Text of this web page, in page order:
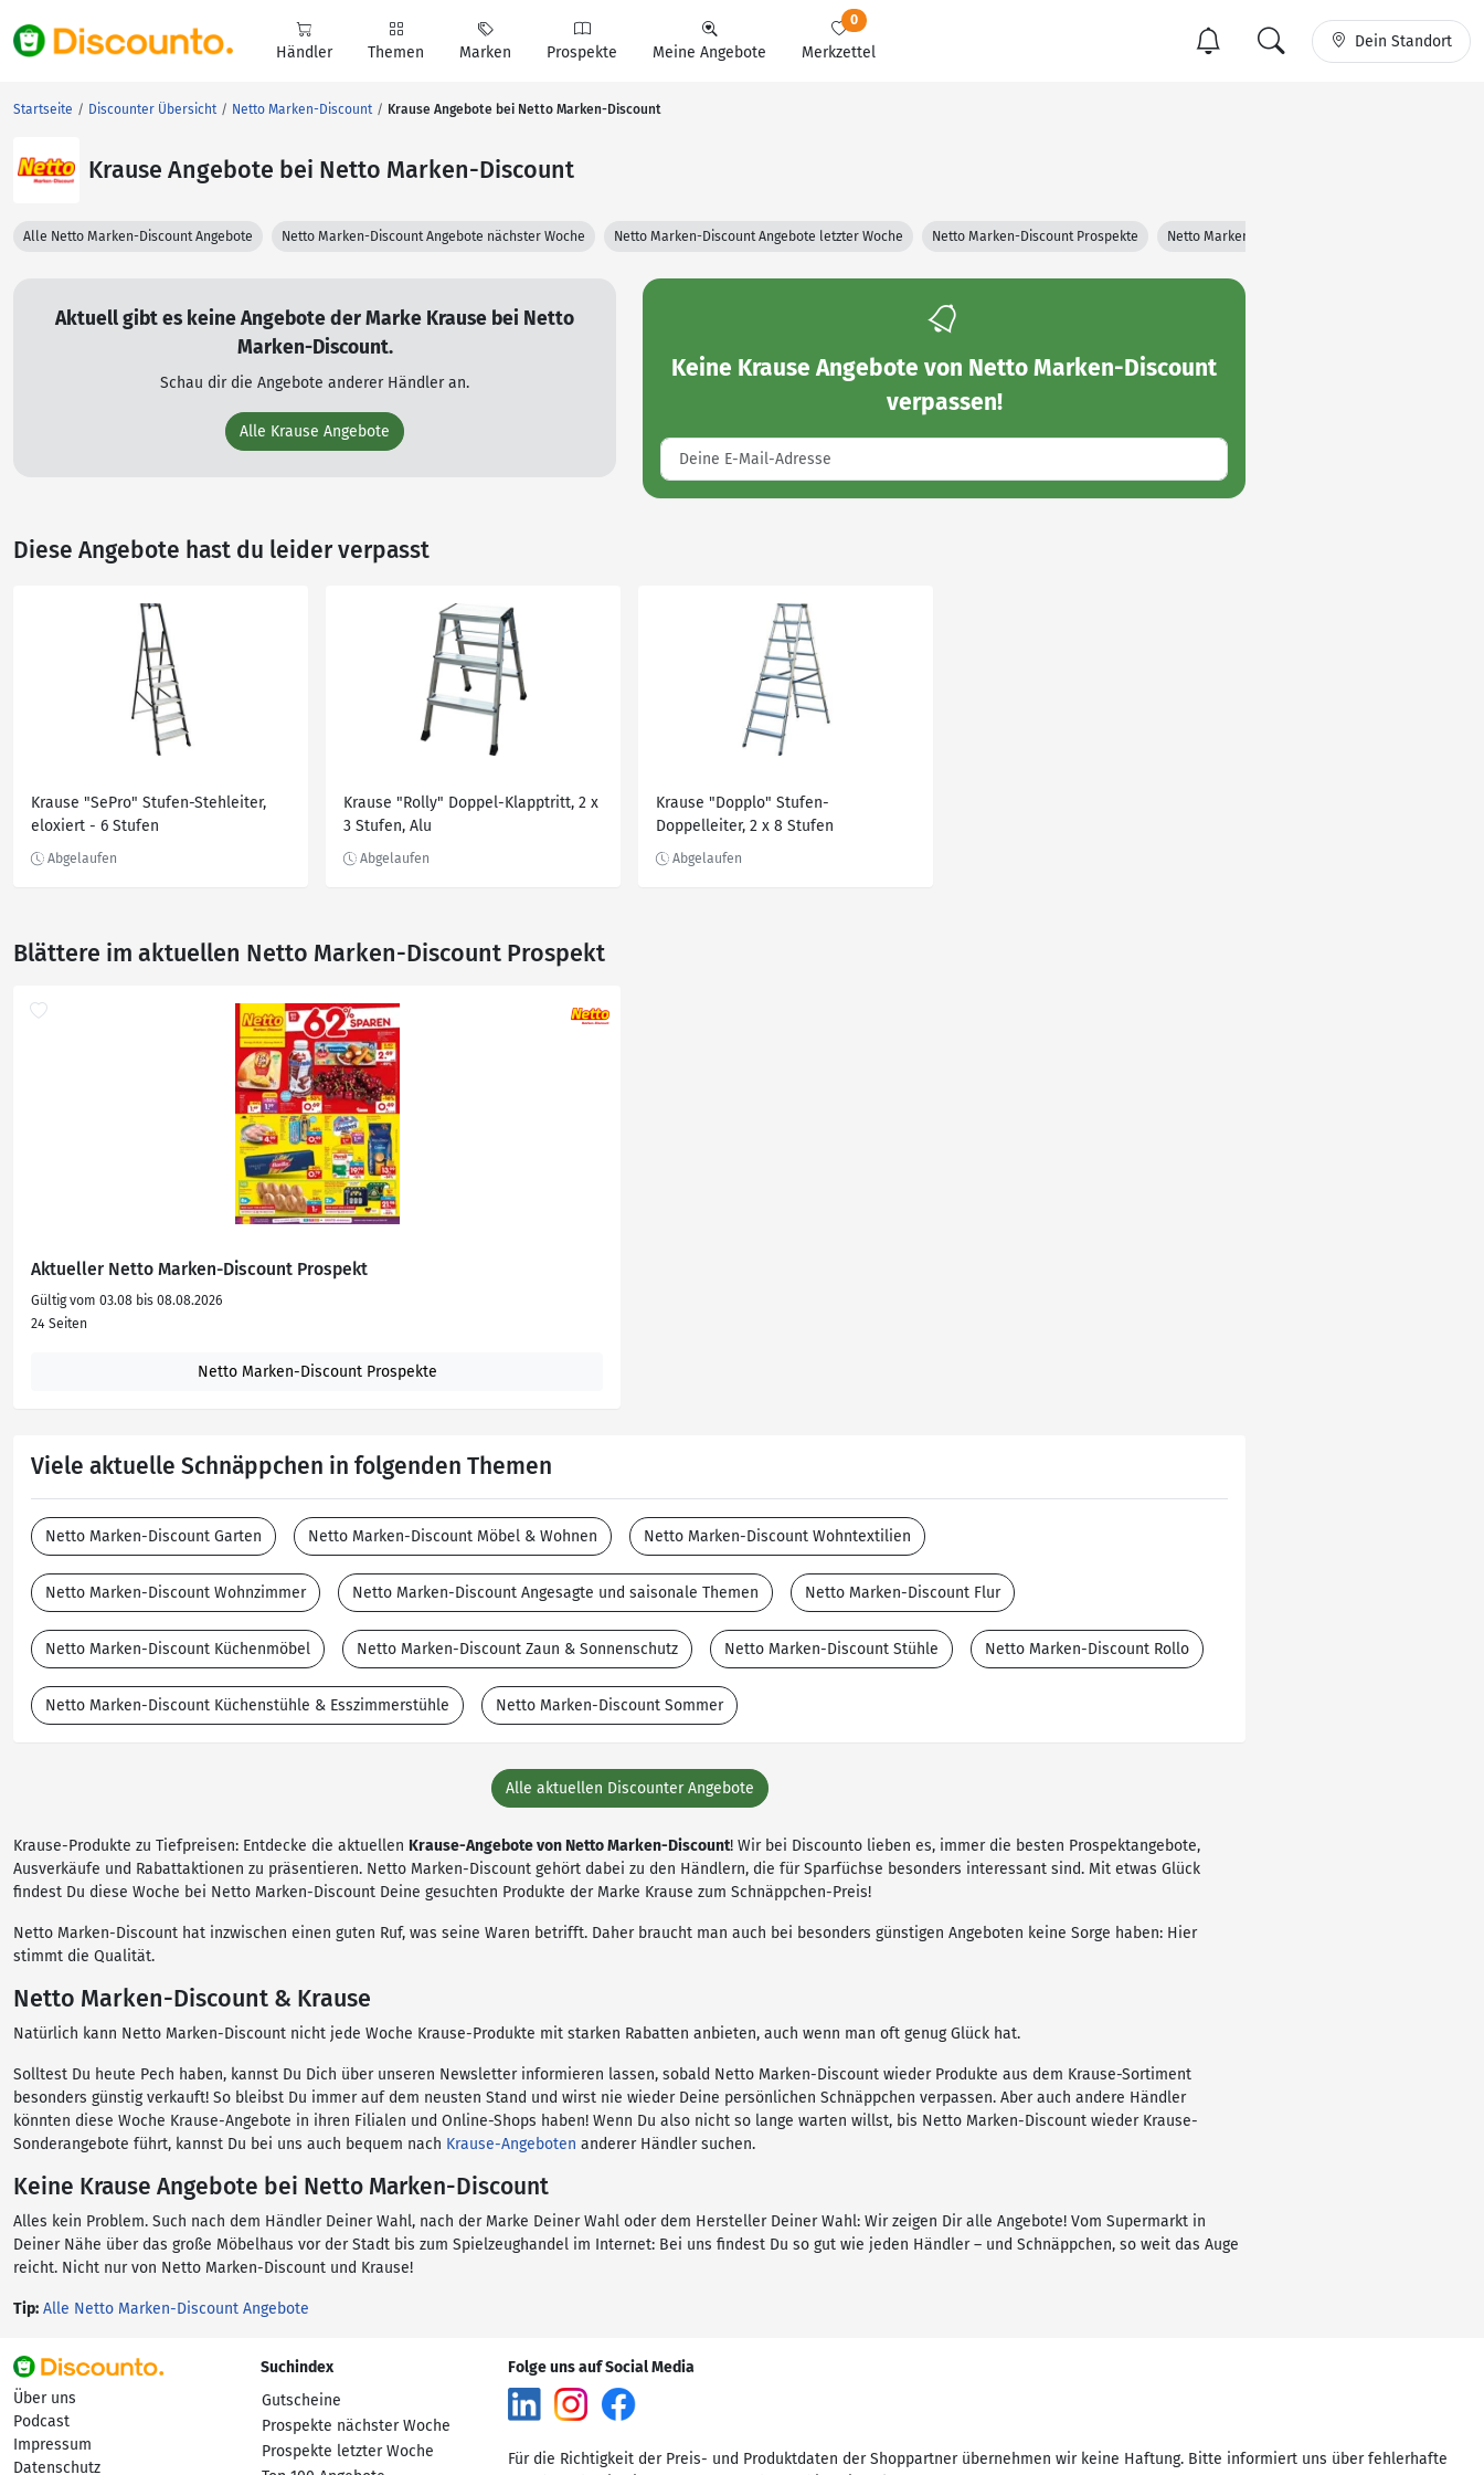
Händler Themen Marken Prospekte Meine Angebote Merkzettel
0
Dein Standort
Startseite Discounter Übersicht Netto Marken-Discount Krause Angebote bei Netto Marken-Discount
Krause Angebote bei Netto Marken-Discount
Alle Netto Marken-Discount Angebote Netto Marken-Discount Angebote nächster Woche Netto Marken-Discount Angebote letzter Woche Netto Marken-Discount Prospekte Netto Marken-Discount Filialen
Aktuell gibt es keine Angebote der Marke Krause bei Netto
Marken-Discount.
Schau dir die Angebote anderer Händler an.
Alle Krause Angebote
Keine Krause Angebote von Netto Marken-Discount
verpassen!
Diese Angebote hast du leider verpasst
Krause "SePro" Stufen-Stehleiter,
eloxiert - 6 Stufen
Krause "Rolly" Doppel-Klapptritt, 2 x
3 Stufen, Alu
Krause "Dopplo" Stufen-
Doppelleiter, 2 x 8 Stufen
Blättere im aktuellen Netto Marken-Discount Prospekt
Aktueller Netto Marken-Discount Prospekt
Gültig vom 03.08 bis 08.08.2026
24 Seiten
Netto Marken-Discount Prospekte
Viele aktuelle Schnäppchen in folgenden Themen
Netto Marken-Discount Garten Netto Marken-Discount Möbel & Wohnen Netto Marken-Discount Wohntextilien
Netto Marken-Discount Wohnzimmer Netto Marken-Discount Angesagte und saisonale Themen Netto Marken-Discount Flur
Netto Marken-Discount Küchenmöbel Netto Marken-Discount Zaun & Sonnenschutz Netto Marken-Discount Stühle Netto Marken-Discount Rollo
Netto Marken-Discount Küchenstühle & Esszimmerstühle Netto Marken-Discount Sommer
Alle aktuellen Discounter Angebote
Krause-Produkte zu Tiefpreisen: Entdecke die aktuellen Krause-Angebote von Netto Marken-Discount! Wir bei Discounto lieben es, immer die besten Prospektangebote,
Ausverkäufe und Rabattaktionen zu präsentieren. Netto Marken-Discount gehört dabei zu den Händlern, die für Sparfüchse besonders interessant sind. Mit etwas Glück
findest Du diese Woche bei Netto Marken-Discount Deine gesuchten Produkte der Marke Krause zum Schnäppchen-Preis!
Netto Marken-Discount hat inzwischen einen guten Ruf, was seine Waren betrifft. Daher braucht man auch bei besonders günstigen Angeboten keine Sorge haben: Hier
stimmt die Qualität.
Netto Marken-Discount & Krause
Natürlich kann Netto Marken-Discount nicht jede Woche Krause-Produkte mit starken Rabatten anbieten, auch wenn man oft genug Glück hat.
Solltest Du heute Pech haben, kannst Du Dich über unseren Newsletter informieren lassen, sobald Netto Marken-Discount wieder Produkte aus dem Krause-Sortiment
besonders günstig verkauft! So bleibst Du immer auf dem neusten Stand und wirst nie wieder Deine persönlichen Schnäppchen verpassen. Aber auch andere Händler
könnten diese Woche Krause-Angebote in ihren Filialen und Online-Shops haben! Wenn Du also nicht so lange warten willst, bis Netto Marken-Discount wieder Krause-
Sonderangebote führt, kannst Du bei uns auch bequem nach Krause-Angeboten anderer Händler suchen.
Keine Krause Angebote bei Netto Marken-Discount
Alles kein Problem. Such nach dem Händler Deiner Wahl, nach der Marke Deiner Wahl oder dem Hersteller Deiner Wahl: Wir zeigen Dir alle Angebote! Vom Supermarkt in
Deiner Nähe über das große Möbelhaus vor der Stadt bis zum Spielzeughandel im Internet: Bei uns findest Du so gut wie jeden Händler – und Schnäppchen, so weit das Auge
reicht. Nicht nur von Netto Marken-Discount und Krause!
Tip: Alle Netto Marken-Discount Angebote
Über uns
Podcast
Impressum
Datenschutz
Suchindex
Gutscheine
Prospekte nächster Woche
Prospekte letzter Woche
Folge uns auf Social Media
Für die Richtigkeit der Preis- und Produktdaten der Shoppartner übernehmen wir keine Haftung. Bitte informiert uns über fehlerhafte